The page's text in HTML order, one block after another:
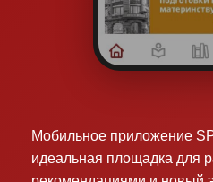
Мобильное приложение
идеальная площадка для